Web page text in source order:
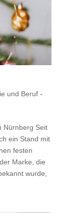
und Beruf -
Nürnberg Seit
ein Stand mit
festen
Marke, die
wurde,